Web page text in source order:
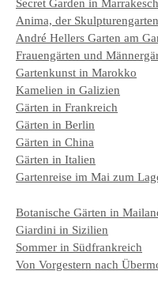
Secret Garden in Marrakesch
Anima, der
André Hellers Garten am
Frauengärten und
Gartenkunst in Marokko
Kamelien in Galizien
Gärten in Frankreich
Gärten in Berlin
Gärten in China
Gärten in Italien
Gartenreise im Mai zum
Botanische Gärten in
Giardini in Sizilien
Sommer in Südfrankreich
Von Vorgestern nach